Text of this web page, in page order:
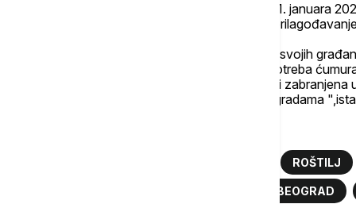
Primena odluke odložena je za počev od 1. januara
stanarima na teritoriji grada Beograda za
"Imperativ Grada je da zaštiti bezbednost svojih
posebna Odluka kojom će se zabraniti upotreba
stambenim zgradama. Njima će takođe biti
restoranima koji se nalaze u stambenim zgradama
ROŠTILJ
GRAD BEOGRAD